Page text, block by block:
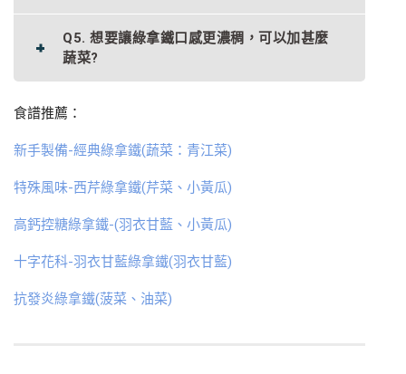
Q5. 想要讓綠拿鐵口感更濃稠，可以加甚麼
蔬菜?
食譜推薦：
新手製備-經典綠拿鐵(蔬菜：青江菜)
特殊風味-西芹綠拿鐵(芹菜、小黃瓜)
高鈣控糖綠拿鐵-(羽衣甘藍、小黃瓜)
十字花科-羽衣甘藍綠拿鐵(羽衣甘藍)
抗發炎綠拿鐵(菠菜、油菜)